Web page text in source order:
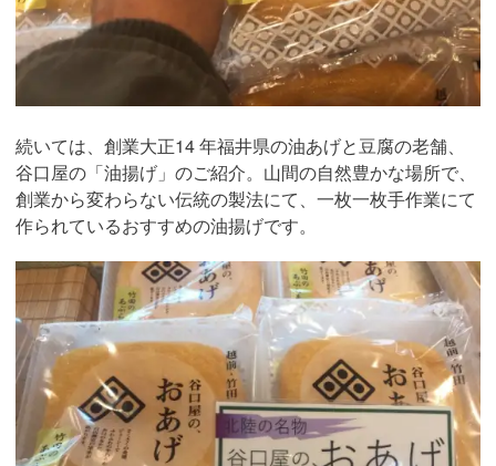
続いては、創業大正14 年福井県の油あげと豆腐の老舗、
谷口屋の「油揚げ」のご紹介。山間の自然豊かな場所で、
創業から変わらない伝統の製法にて、一枚一枚手作業にて
作られているおすすめの油揚げです。